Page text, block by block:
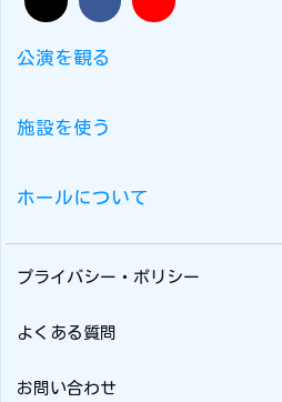
公演を観る
施設を使う
ホールについて
プライバシー・ポリシー
よくある質問
お問い合わせ